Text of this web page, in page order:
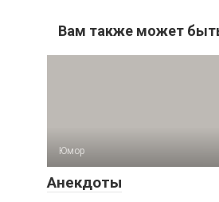
Вам также может
Юмор
Анекдоты